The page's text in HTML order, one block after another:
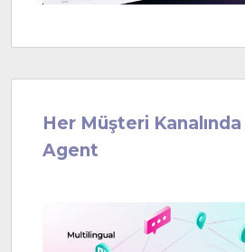
Her Müşteri Kanalında
Agent